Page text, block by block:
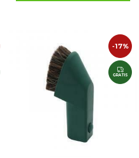
-17%
GRATIS